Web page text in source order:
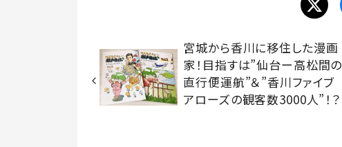
宮城から香川に移住した漫画
家！目指すは”仙台ー高松間の
直行便運航”＆”香川ファイブ
アローズの観客数3000人”！？